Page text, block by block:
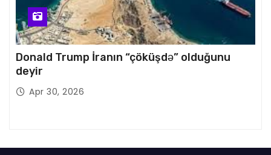
Donald Trump İranın “çöküşdə” olduğunu
deyir
Apr 30, 2026